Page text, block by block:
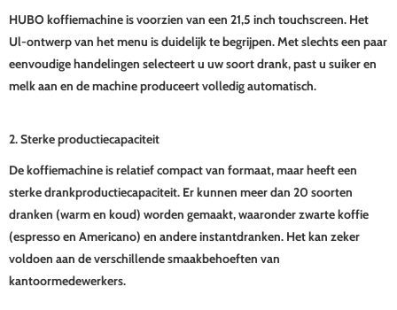
HUBO koffiemachine is voorzien van een 21,5 inch touchscreen. Het
Ul-ontwerp van het menu is duidelijk te begrijpen. Met slechts een paar
eenvoudige handelingen selecteert u uw soort drank, past u suiker en
melk aan en de machine produceert volledig automatisch.
2. Sterke productiecapaciteit
De koffiemachine is relatief compact van formaat, maar heeft een
sterke drankproductiecapaciteit. Er kunnen meer dan 20 soorten
dranken (warm en koud) worden gemaakt, waaronder zwarte koffie
(espresso en Americano) en andere instantdranken. Het kan zeker
voldoen aan de verschillende smaakbehoeften van
kantoormedewerkers.